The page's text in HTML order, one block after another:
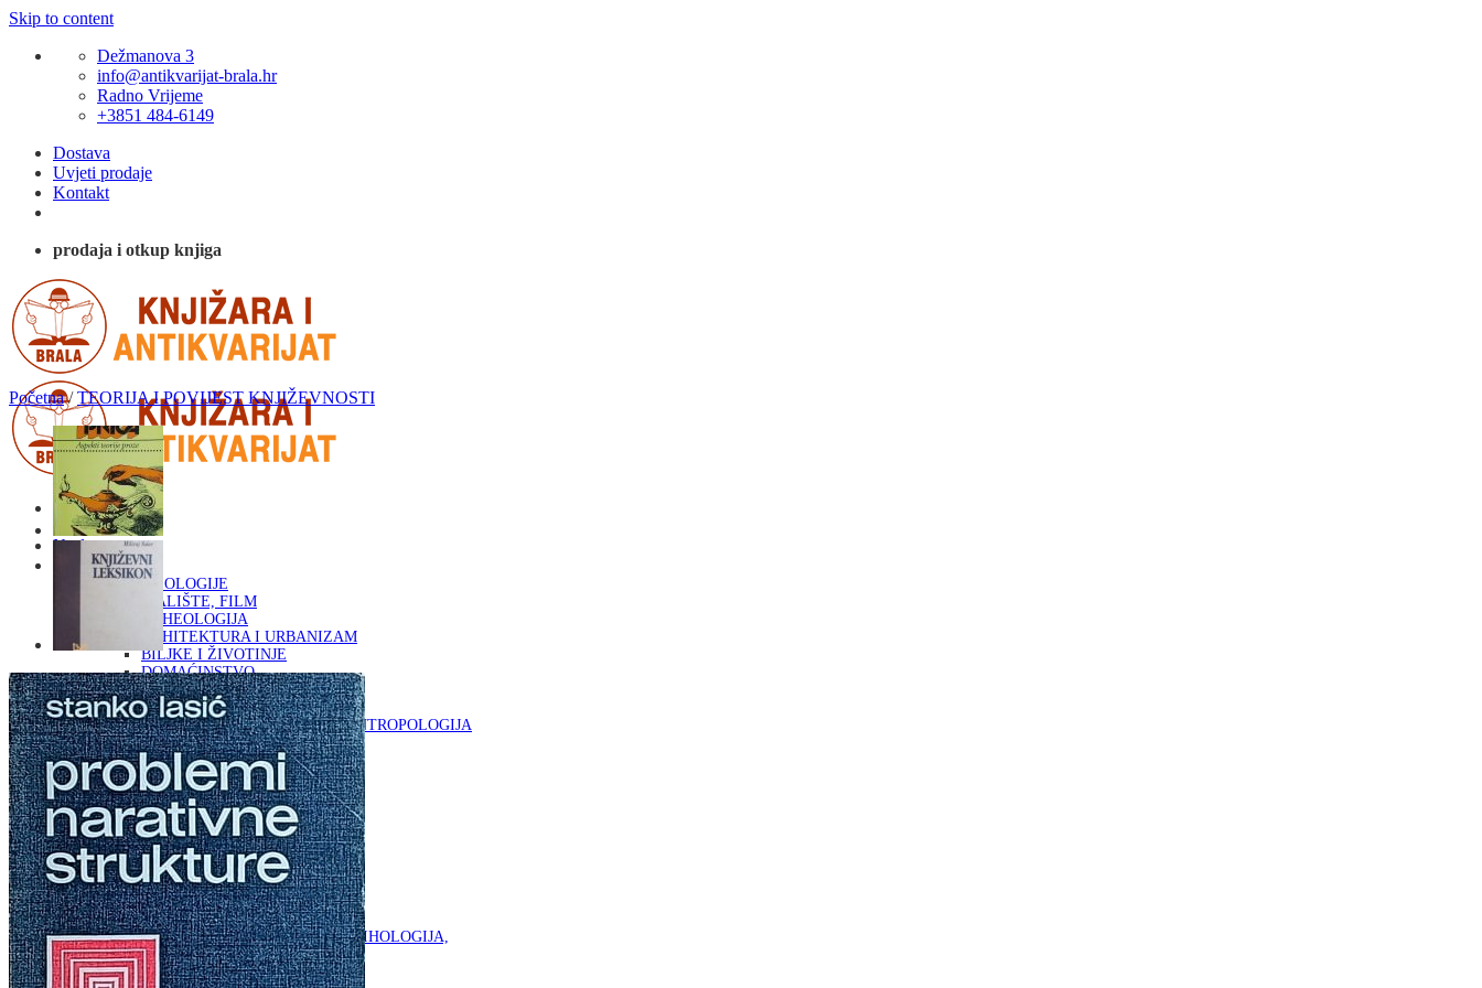
Skip to content
Dežmanova 3
info@antikvarijat-brala.hr
Radno Vrijeme
+3851 484-6149
Dostava
Uvjeti prodaje
Kontakt
prodaja i otkup knjiga
Naslovna
KNJIGE
OD ARHEOLOGIJE
DO KAZALIŠTE, FILM
ARHEOLOGIJA
ARHITEKTURA I URBANIZAM
BILJKE I ŽIVOTINJE
DOMAĆINSTVO
ENCIKLOPEDIJE I LEKSIKONI
ETNOLOGIJA
FILOZOFIJA, SOCIOLOGIJA, ANTROPOLOGIJA
FOTOGRAFIJA
GLAZBENA UMJETNOST
KAZALIŠTE, FILM
OD KNJIŽEVNOST
DO RELIGIJA
KNJIŽEVNOST
LIKOVNA UMJETNOST
LJEKOVITO BILJE I ZDRAVLJE
MITOLOGIJA
POVIJEST I PUBLICISTIKA
PRIRODNE ZNANOSTI
PSIHOLOGIJA, POPULARNA PSIHOLOGIJA,
ALTERNATIVA
RAZNO
Početna / TEORIJA I POVIJEST KNJIŽEVNOSTI